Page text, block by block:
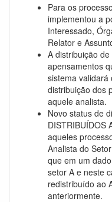
Para os
implementou a
Interessado,
Relator e
A distribuição
apensamentos
sistema validará
distribuição dos
aquele analista.
Novo status de
DISTRIBUÍDOS
aqueles
Analista do
que em um
setor A e neste
redistribuído ao
anteriormente.